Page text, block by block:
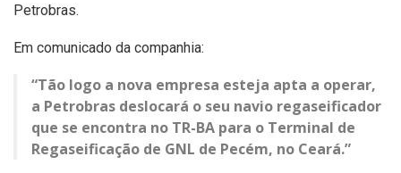
Petrobras.
Em comunicado da companhia:
“Tão logo a nova empresa esteja apta a operar,
a Petrobras deslocará o seu navio regaseificador
que se encontra no TR-BA para o Terminal de
Regaseificação de GNL de Pecém, no Ceará.”